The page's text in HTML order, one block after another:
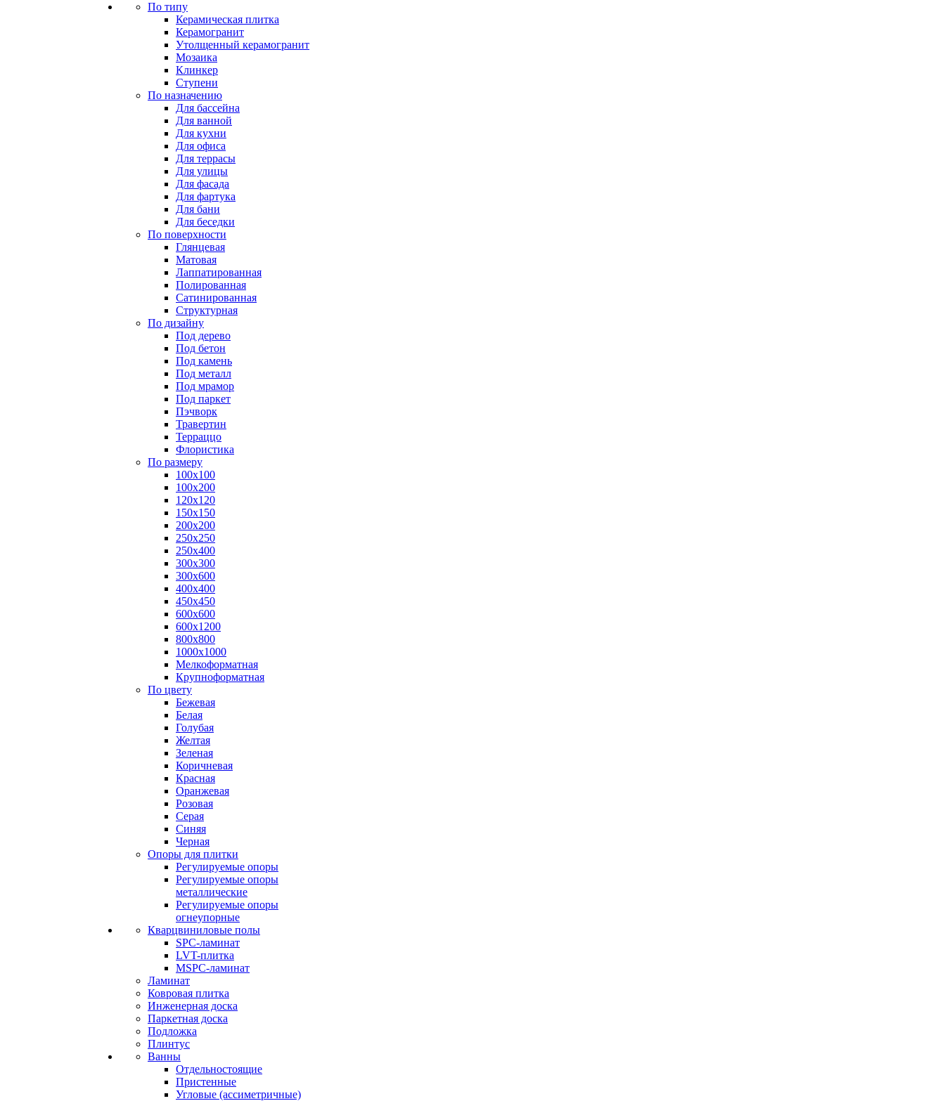
По типу
Керамическая плитка
Керамогранит
Утолщенный керамогранит
Мозаика
Клинкер
Ступени
По назначению
Для бассейна
Для ванной
Для кухни
Для офиса
Для террасы
Для улицы
Для фасада
Для фартука
Для бани
Для беседки
По поверхности
Глянцевая
Матовая
Лаппатированная
Полированная
Сатинированная
Структурная
По дизайну
Под дерево
Под бетон
Под камень
Под металл
Под мрамор
Под паркет
Пэчворк
Травертин
Терраццо
Флористика
По размеру
100х100
100х200
120х120
150х150
200х200
250х250
250х400
300х300
300х600
400х400
450х450
600х600
600х1200
800х800
1000х1000
Мелкоформатная
Крупноформатная
По цвету
Бежевая
Белая
Голубая
Желтая
Зеленая
Коричневая
Красная
Оранжевая
Розовая
Серая
Синяя
Черная
Опоры для плитки
Регулируемые опоры
Регулируемые опоры
металлические
Регулируемые опоры
огнеупорные
Кварцвиниловые полы
SPC-ламинат
LVT-плитка
MSPC-ламинат
Ламинат
Ковровая плитка
Инженерная доска
Паркетная доска
Подложка
Плинтус
Ванны
Отдельностоящие
Пристенные
Угловые (ассиметричные)